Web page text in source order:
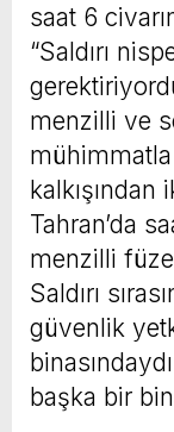
saat 6
“Saldırı
menzilli ve
mühimmatla
Tahran’da
menzilli
Saldırı
güvenlik
başka bir